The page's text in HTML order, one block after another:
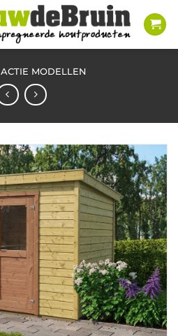
ACTIE MODELLEN